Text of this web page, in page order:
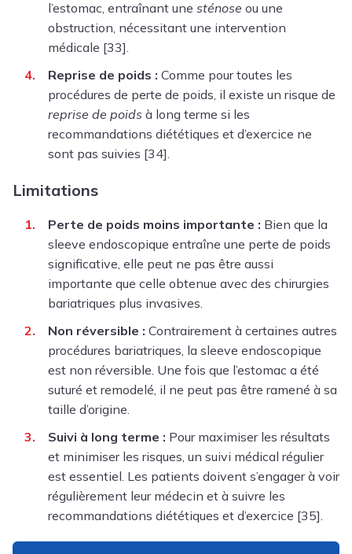
l’estomac, entraînant une sténose ou une
obstruction, nécessitant une intervention
médicale [33].
Reprise de poids : Comme pour toutes les
procédures de perte de poids, il existe un risque de
reprise de poids à long terme si les
recommandations diététiques et d’exercice ne
sont pas suivies [34].
Limitations
Perte de poids moins importante : Bien que la
sleeve endoscopique entraîne une perte de poids
significative, elle peut ne pas être aussi
importante que celle obtenue avec des chirurgies
bariatriques plus invasives.
Non réversible : Contrairement à certaines autres
procédures bariatriques, la sleeve endoscopique
est non réversible. Une fois que l’estomac a été
suturé et remodelé, il ne peut pas être ramené à sa
taille d’origine.
Suivi à long terme : Pour maximiser les résultats
et minimiser les risques, un suivi médical régulier
est essentiel. Les patients doivent s’engager à voir
régulièrement leur médecin et à suivre les
recommandations diététiques et d’exercice [35].